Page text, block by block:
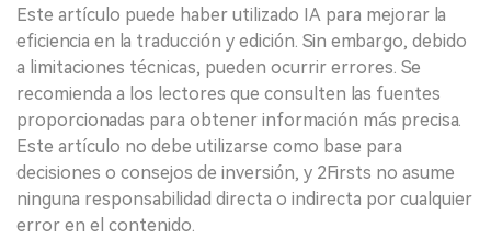
Este artículo puede haber utilizado IA para mejorar la
eficiencia en la traducción y edición. Sin embargo, debido
a limitaciones técnicas, pueden ocurrir errores. Se
recomienda a los lectores que consulten las fuentes
proporcionadas para obtener información más precisa.
Este artículo no debe utilizarse como base para
decisiones o consejos de inversión, y 2Firsts no asume
ninguna responsabilidad directa o indirecta por cualquier
error en el contenido.